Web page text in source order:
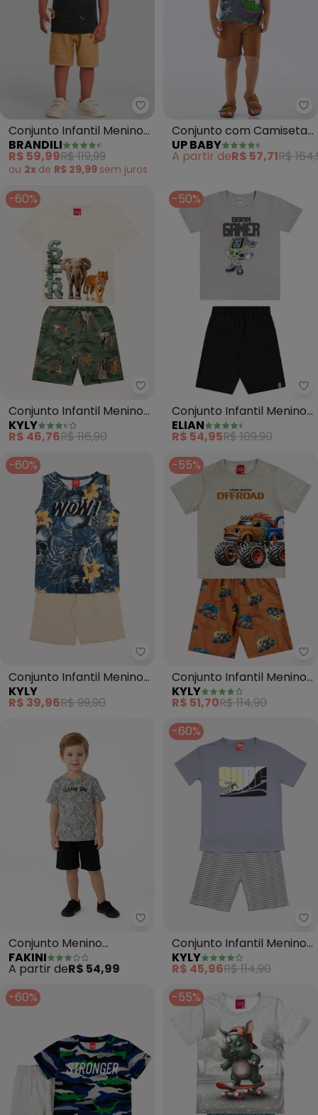
Brandili - Conjunto Infantil
Conjunto Infantil Menino
de Tubarãozinho (Cinza)
BRANDILI
R$ 59,99R$ 119,99
ou 2x de R$ 29,99 sem juros
Conjunto com Camiseta
e Bermuda (Cinza)
UP BABY
A partir deR$ 57,71R$
-60%
Kyly - Conjunto Infantil Menino
Conjunto Infantil Menino
Selva (Cinza)
KYLY
R$ 46,76R$ 116,90
-50%
Conjunto Infantil Menino
Gamer (Cinza)
ELIAN
R$ 54,95R$ 109,90
-60%
Kyly - Conjunto Infantil Menino
Conjunto Infantil Menino
Lettering (Cinza)
KYLY
R$ 39,96R$ 99,90
-55%
Conjunto Infantil Menino
Lettering (Cinza)
KYLY
R$ 51,70R$ 114,90
Fakini - Conjunto Menino
Conjunto Menino
Camiseta Bermuda
(Cinza)
FAKINI
A partir deR$ 54,99
-60%
Conjunto Infantil Menino
Surf (Cinza)
KYLY
R$ 45,96R$ 114,90
-60%
-55%